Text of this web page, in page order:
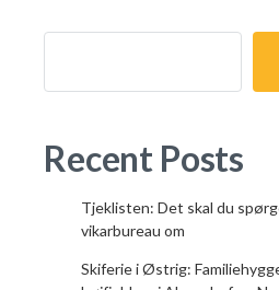
Recent Posts
Tjeklisten: Det skal du
vikarbureau om
Skiferie i Østrig: